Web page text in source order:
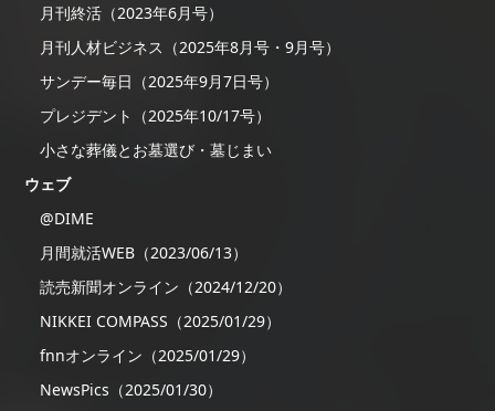
月刊終活（2023年6月号）
月刊人材ビジネス（2025年8月号・9月号）
サンデー毎日（2025年9月7日号）
プレジデント（2025年10/17号）
小さな葬儀とお墓選び・墓じまい
ウェブ
@DIME
月間就活WEB（2023/06/13）
読売新聞オンライン（2024/12/20）
NIKKEI COMPASS（2025/01/29）
fnnオンライン（2025/01/29）
NewsPics（2025/01/30）